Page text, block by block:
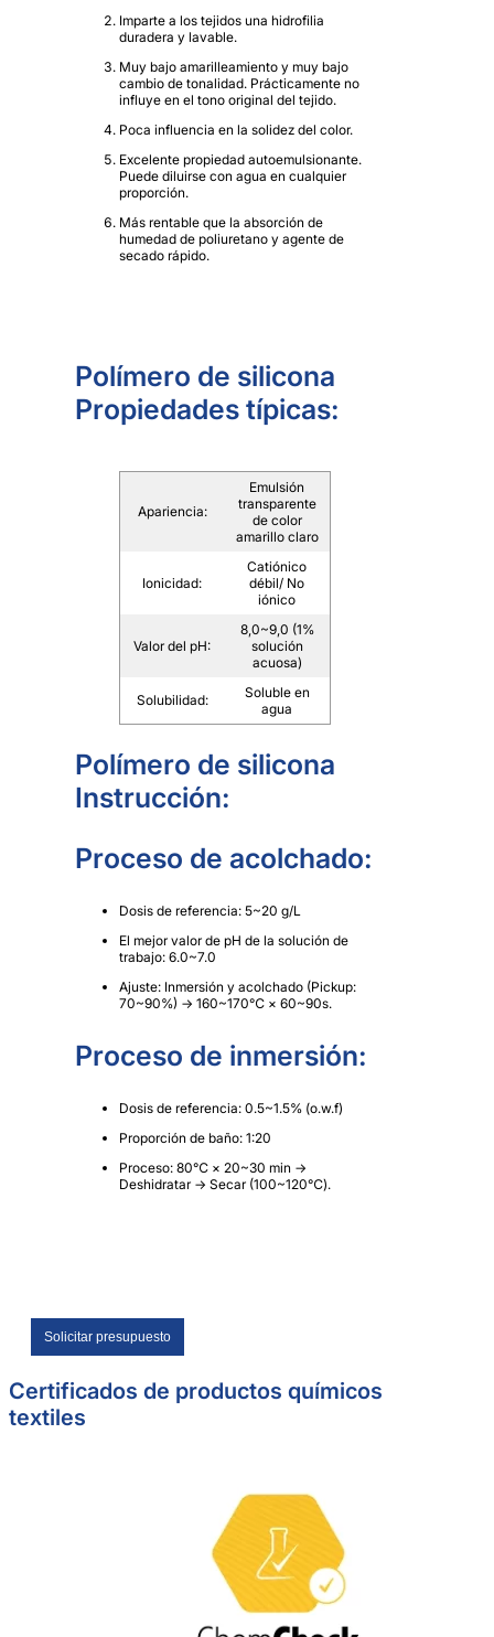
Imparte a los tejidos una hidrofilia
duradera y lavable.
Muy bajo amarilleamiento y muy bajo
cambio de tonalidad. Prácticamente no
influye en el tono original del tejido.
Poca influencia en la solidez del color.
Excelente propiedad autoemulsionante.
Puede diluirse con agua en cualquier
proporción.
Más rentable que la absorción de
humedad de poliuretano y agente de
secado rápido.
Polímero de silicona
Propiedades típicas:
Apariencia:
Emulsión
transparente
de color
amarillo claro
Ionicidad:
Catiónico
débil/ No
iónico
Valor del pH:
8,0~9,0 (1%
solución
acuosa)
Solubilidad:
Soluble en
agua
Polímero de silicona
Instrucción:
Proceso de acolchado:
Dosis de referencia: 5~20 g/L
El mejor valor de pH de la solución de
trabajo: 6.0~7.0
Ajuste: Inmersión y acolchado (Pickup:
70~90%) → 160~170℃ × 60~90s.
Proceso de inmersión:
Dosis de referencia: 0.5~1.5% (o.w.f)
Proporción de baño: 1:20
Proceso: 80℃ × 20~30 min →
Deshidratar → Secar (100~120℃).
Solicitar presupuesto
Certificados de productos químicos
textiles